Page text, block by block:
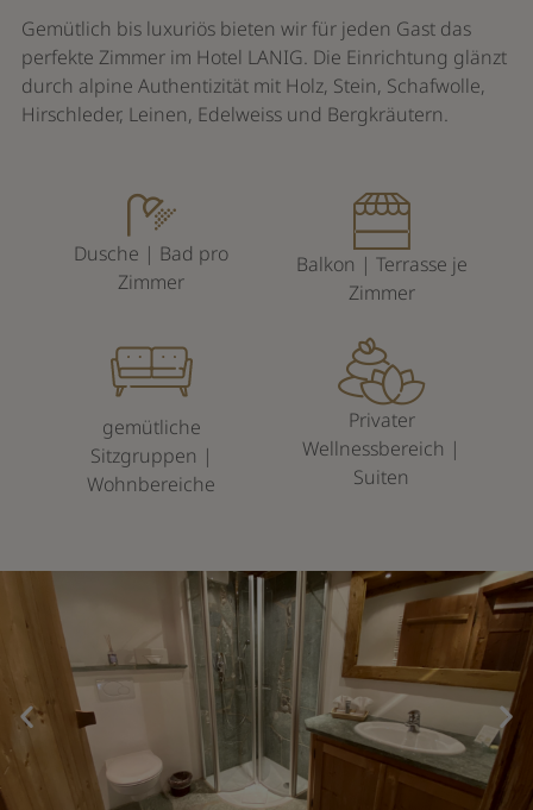
Gemütlich bis luxuriös bieten wir für jeden Gast das
perfekte Zimmer im Hotel LANIG. Die Einrichtung glänzt
durch alpine Authentizität mit Holz, Stein, Schafwolle,
Hirschleder, Leinen, Edelweiss und Bergkräutern.
Dusche | Bad pro
Zimmer
Balkon | Terrasse je
Zimmer
gemütliche
Sitzgruppen |
Wohnbereiche
Privater
Wellnessbereich |
Suiten